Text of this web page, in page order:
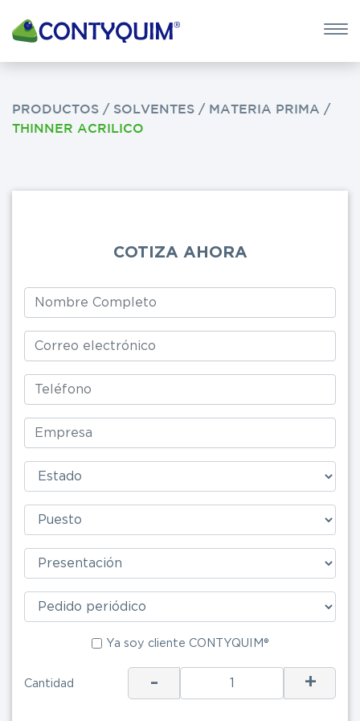
×
POTASA
Ya soy
PRODUCTOS / SOLVENTES / MATERIA PRIMA /
THINNER ACRILICO
COTIZA AHORA
Ya soy cliente CONTYQUIM®
Cantidad - +